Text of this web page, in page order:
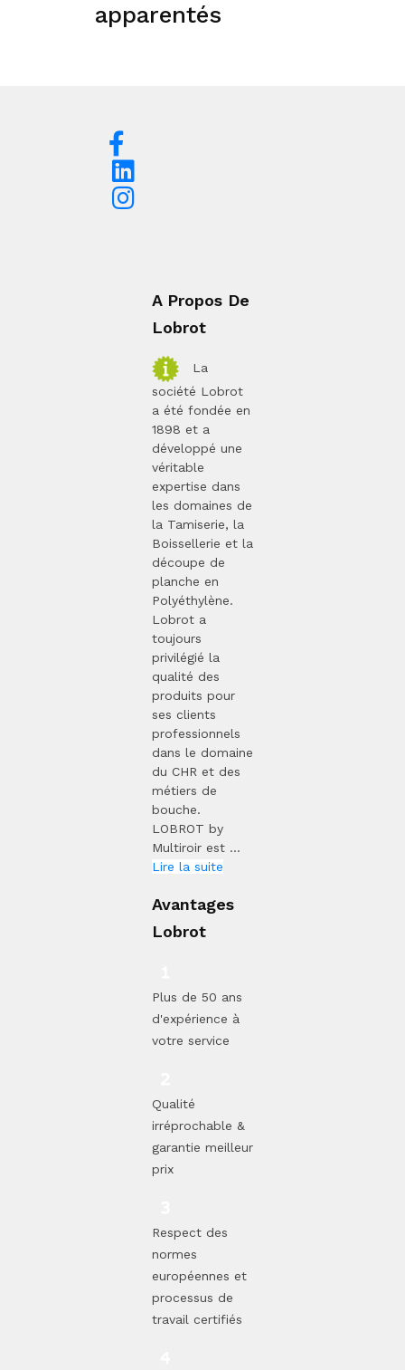
apparentés
A Propos De
Lobrot
La
société Lobrot
a été fondée en
1898 et a
développé une
véritable
expertise dans
les domaines de
la Tamiserie, la
Boissellerie et la
découpe de
planche en
Polyéthylène.
Lobrot a
toujours
privilégié la
qualité des
produits pour
ses clients
professionnels
dans le domaine
du CHR et des
métiers de
bouche.
LOBROT by
Multiroir est ...
Lire la suite
Avantages
Lobrot
Plus de 50 ans
d'expérience à
votre service
Qualité
irréprochable &
garantie meilleur
prix
Respect des
normes
européennes et
processus de
travail certifiés